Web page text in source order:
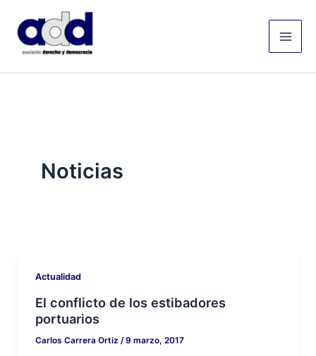
contenido
Noticias
Actualidad
El conflicto de los estibadores
portuarios
Carlos Carrera Ortiz /9 marzo, 2017